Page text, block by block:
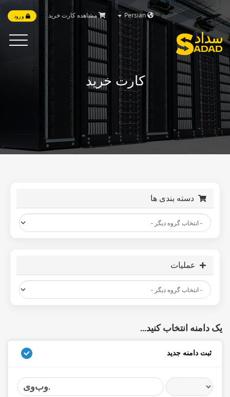
Persian مشاهده کارت خرید ورود
Toggle
کارت خرید
دسته بندی ها
عملیات
یک دامنه انتخاب کنید...
ثبت دامنه جدید
وب‌وی.